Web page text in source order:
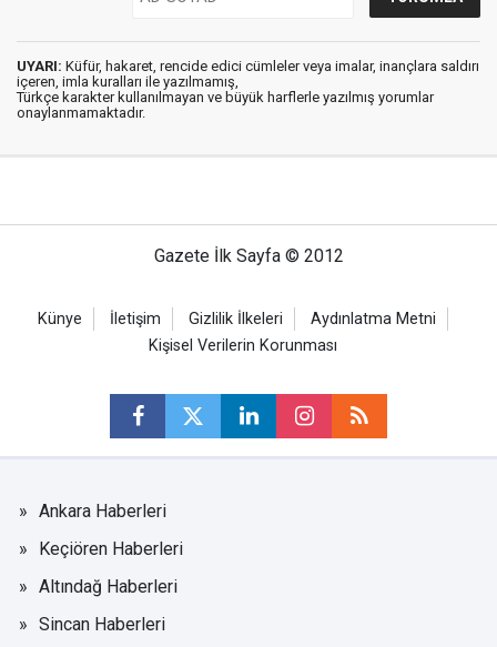
UYARI: Küfür, hakaret, rencide edici cümleler veya imalar, inançlara saldırı
içeren, imla kuralları ile yazılmamış,
Türkçe karakter kullanılmayan ve büyük harflerle yazılmış yorumlar
onaylanmamaktadır.
Gazete İlk Sayfa © 2012
Künye İletişim Gizlilik İlkeleri
Aydınlatma Metni
Kişisel Verilerin Korunması
Ankara Haberleri
Keçiören Haberleri
Altındağ Haberleri
Sincan Haberleri